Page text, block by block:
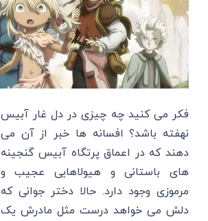
فکر می کنید چه چیزی در دل غار آبیس
نهفته باشد؟ افسانه ها خبر از آن می
دهند که در اعماق پرتگاه آبیس گنجینه
های باستانی و هیولاهایی عجیب و
مرموزی وجود دارد. حالا دختر جوانی که
دلش می خواهد درست مثل مادرش یک